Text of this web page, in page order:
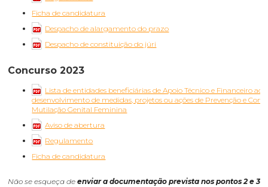
Ficha de candidatura
Despacho de alargamento do prazo
Despacho de constituição do júri
Concurso 2023
Lista de entidades beneficiárias de Apoio Técnico e Financeiro ao
desenvolvimento de medidas, projetos ou ações de Prevenção e
Mutilação Genital Feminina
Aviso de abertura
Regulamento
Ficha de candidatura
Não se esqueça deenviar a documentação prevista nos pontos 2 e 3